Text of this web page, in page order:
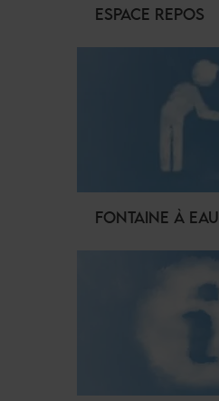
ESPACE REPOS
FONTAINE À EAU